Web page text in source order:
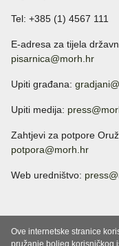
Tel: +385 (1) 4567 111
E-adresa za tijela
pisarnica@morh.hr
Upiti građana:
Upiti medija:
Zahtjevi za potpore
potpora@morh.hr
Web uredništvo:
Ove internetske stranice
pružanje boljeg korisničkog